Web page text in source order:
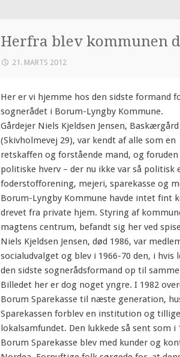
Herfra blev kommunen
21. MARTS 2012
Her er vi hjemme hos den sidste formand
sognerådet i Borum-Lyngby Kommune.
Gårdejer Niels Kjeldsen Jensen, Baskærgård
(Skivholmevej 29), var kendt af alle som en
retskaffen og forstående mand, og
politiske hverv – der nu ikke var så
foderstofforening, mejeri, sparekasse og
Borum-Lyngby Kommune havde intet fint
drevet fra private hjem. Styring af
magtens centrum, befandt sig her ved
Niels Kjeldsen Jensen, død 1986, var
socialudvalget og blev i 1966-70 den, i
den sidste sognerådsformand op til
Billedet her er dog noget yngre. I 1982
Borum Sparekasse til næste generation,
Sparekassen forblev en institution og
lokalsamfundet. Den lukkede så sent som
Borum Sparekasse blev med kunder og